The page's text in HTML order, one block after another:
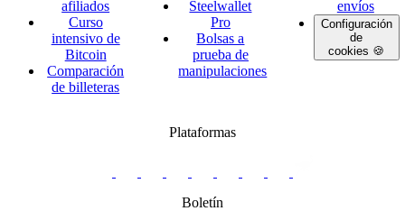
afiliados
Curso
intensivo de
Bitcoin
Comparación
de billeteras
Steelwallet
Pro
Bolsas a
prueba de
manipulaciones
envíos
Configuración
de
cookies 🍪
Plataformas
swiss
group
Boletín